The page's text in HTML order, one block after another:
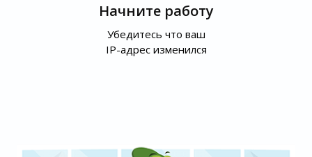
Начните работу
Убедитесь что ваш
IP-адрес изменился